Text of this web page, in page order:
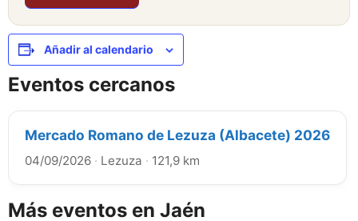
Añadir al calendario
Eventos cercanos
Mercado Romano de Lezuza (Albacete) 2026
04/09/2026 · Lezuza · 121,9 km
Más eventos en Jaén